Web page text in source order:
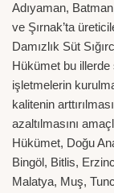
Adıyaman,
ve Şırnak’ta
Damızlık Süt
Hükümet bu illerde
işletmelerin
kalitenin
azaltılmasını
Hükümet, Doğu
Bingöl, Bitlis,
Malatya, Muş,